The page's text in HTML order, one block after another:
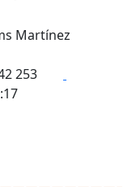
Martínez
253